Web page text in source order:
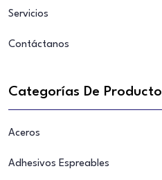
Servicios
Contáctanos
Categorías De Producto
Aceros
Adhesivos Espreables